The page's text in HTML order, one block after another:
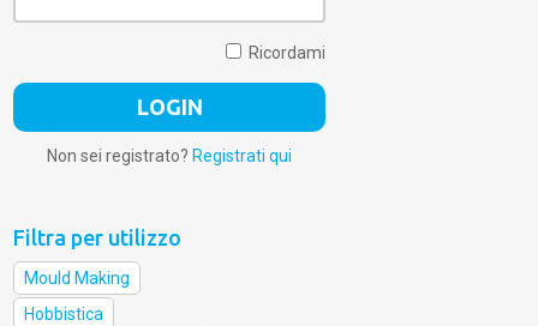
Ricordami
Non sei registrato?Registrati qui
Filtra per utilizzo
Mould Making
Hobbistica